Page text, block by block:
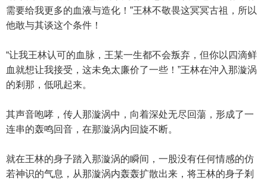
需要给我更多的血液与造化！”王林不敬畏这冥冥古祖，所以
他敢与其谈这个条件！
“让我王林认可的血脉，王某一生都不会叛弃，但你以四滴鲜
血就想让我接受，这未免太廉价了一些！”王林在沖入那漩涡
的剎那，低吼起来。
其声音咆哮，传人那漩涡中，向着深处无尽回蕩，形成了一
连串的轰鸣回音，在那漩涡内回旋不断。
就在王林的身子踏入那漩涡的瞬间，一股没有任何情感的仿
若神识的气息，从那漩涡内轰轰扩散出来，将王林的身子剎